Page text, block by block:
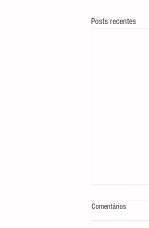
Posts recentes
Comentários